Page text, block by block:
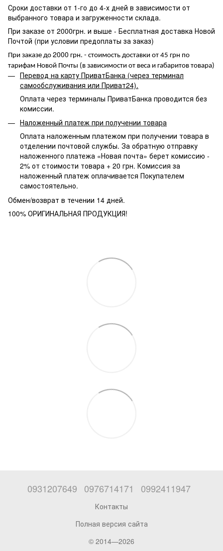
Сроки доставки от 1-го до 4-х дней в зависимости от
выбранного товара и загруженности склада.
При заказе от 2000грн. и выше - Бесплатная доставка Новой
Почтой (при условии предоплаты за заказ)
При заказе до 2000 грн. - стоимость доставки от 45 грн по
тарифам Новой Почты (в зависимости от веса и габаритов товара)
Перевод на карту ПриватБанка (через терминал
самообслуживания или Приват24).
Оплата через терминалы ПриватБанка проводится без
комиссии.
Наложенный платеж при получении товара
Оплата наложенным платежом при получении товара в
отделении почтовой службы. За обратную отправку
наложенного платежа «Новая почта» берет комиссию -
2% от стоимости товара + 20 грн. Комиссия за
наложенный платеж оплачивается Покупателем
самостоятельно.
Обмен/возврат в течении 14 дней.
100% ОРИГИНАЛЬНАЯ ПРОДУКЦИЯ!
0931207649 0976714171 0992411947
Контакты
Полная версия сайта
© 2014—2026